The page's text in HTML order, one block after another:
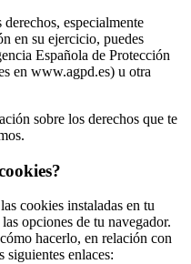
especialmente
en su ejercicio, puedes
Española de Protección
en www.agpd.es) u otra
sobre los derechos que te
cookies instaladas en tu
opciones de tu navegador.
hacerlo, en relación con
siguientes enlaces: